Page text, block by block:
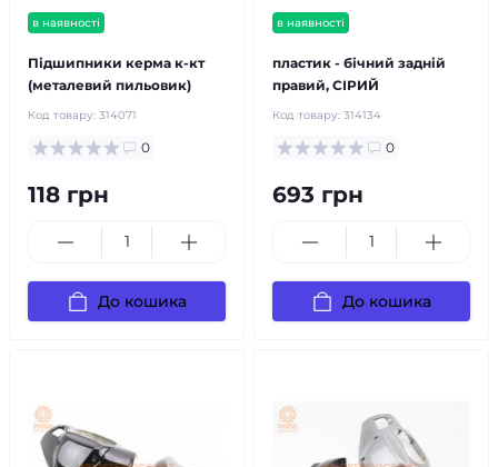
в наявності
Підшипники керма к-кт
(металевий пильовик)
Код товару: 314071
0
118 грн
До кошика
в наявності
пластик - бічний задній
правий, СІРИЙ
Код товару: 314134
0
693 грн
До кошика